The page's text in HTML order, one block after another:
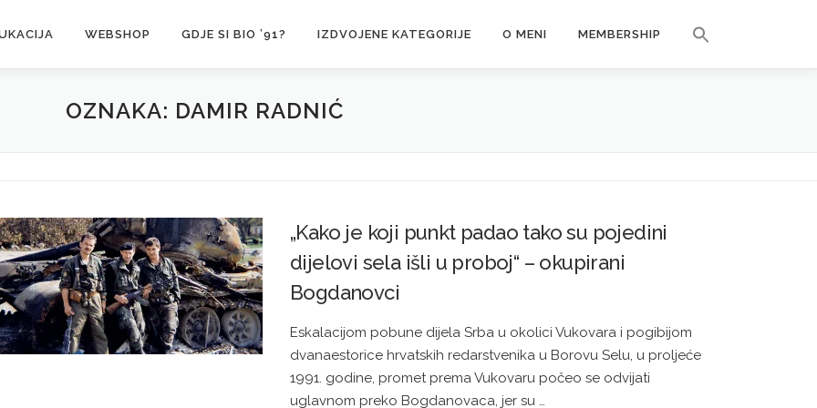
WEBSHOP GDJE SI BIO ’91? IZDVOJENE KATEGORIJE O MENI MEMBERSHIP
OZNAKA: DAMIR RADNIĆ
„Kako je koji punkt padao tako su pojedini
dijelovi sela išli u proboj“ – okupirani
Bogdanovci
Eskalacijom pobune dijela Srba u okolici Vukovara i pogibijom
dvanaestorice hrvatskih redarstvenika u Borovu Selu, u proljeće
1991. godine, promet prema Vukovaru počeo se odvijati
uglavnom preko Bogdanovaca, jer su …